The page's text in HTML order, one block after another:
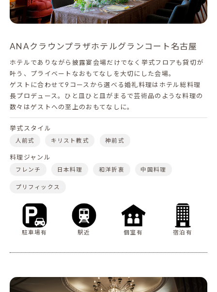
ANAクラウンプラザホテルグランコート名古屋
ホテルでありながら披露宴会場だけでなく挙式フロアも貸切が
叶う、プライベートなおもてなしを大切にした会場。
ゲストに合わせて9コースから選べる婚礼料理はホテル総料理
長プロデュース。ひと皿ひと皿がまるで芸術品のような料理の
数々はゲストへの至上のおもてなしに。
挙式スタイル
人前式 キリスト教式 神前式
料理ジャンル
フレンチ 日本料理 和洋折衷 中国料理
プリフィックス
駐車場有 駅近 個室有 宿泊有